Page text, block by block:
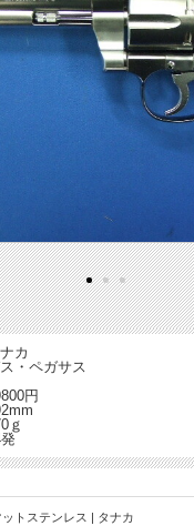
カ
ペガサス
円
トステンレス | タナカ